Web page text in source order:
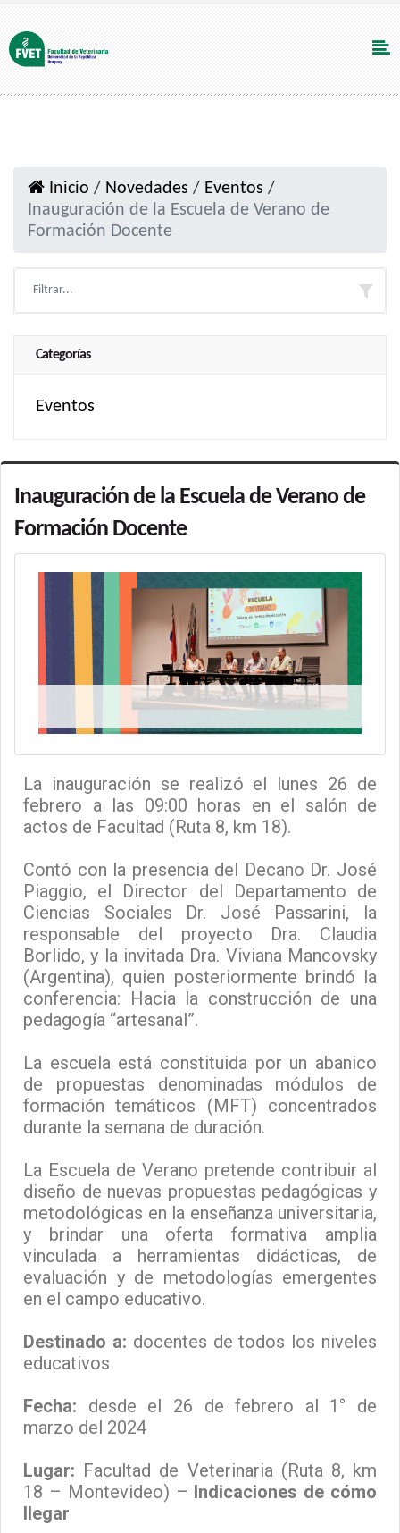
Inicio / Novedades / Eventos /
Inauguración de la Escuela de Verano de
Formación Docente
Categorías
Eventos
Inauguración de la Escuela de Verano de
Formación Docente
La inauguración se realizó el lunes 26 de
febrero a las 09:00 horas en el salón de
actos de Facultad (Ruta 8, km 18).
Contó con la presencia del Decano Dr. José
Piaggio, el Director del Departamento de
Ciencias Sociales Dr. José Passarini, la
responsable del proyecto Dra. Claudia
Borlido, y la invitada Dra. Viviana Mancovsky
(Argentina), quien posteriormente brindó la
conferencia: Hacia la construcción de una
pedagogía “artesanal”.
La escuela está constituida por un abanico
de propuestas denominadas módulos de
formación temáticos (MFT) concentrados
durante la semana de duración.
La Escuela de Verano pretende contribuir al
diseño de nuevas propuestas pedagógicas y
metodológicas en la enseñanza universitaria,
y brindar una oferta formativa amplia
vinculada a herramientas didácticas, de
evaluación y de metodologías emergentes
en el campo educativo.
Destinado a: docentes de todos los niveles
educativos
Fecha: desde el 26 de febrero al 1° de
marzo del 2024
Lugar: Facultad de Veterinaria (Ruta 8, km
18 – Montevideo) – Indicaciones de cómo
llegar